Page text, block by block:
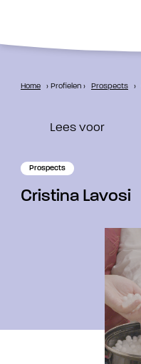
Home › Profielen › Prospects ›
Lees voor
Prospects
Cristina Lavosi